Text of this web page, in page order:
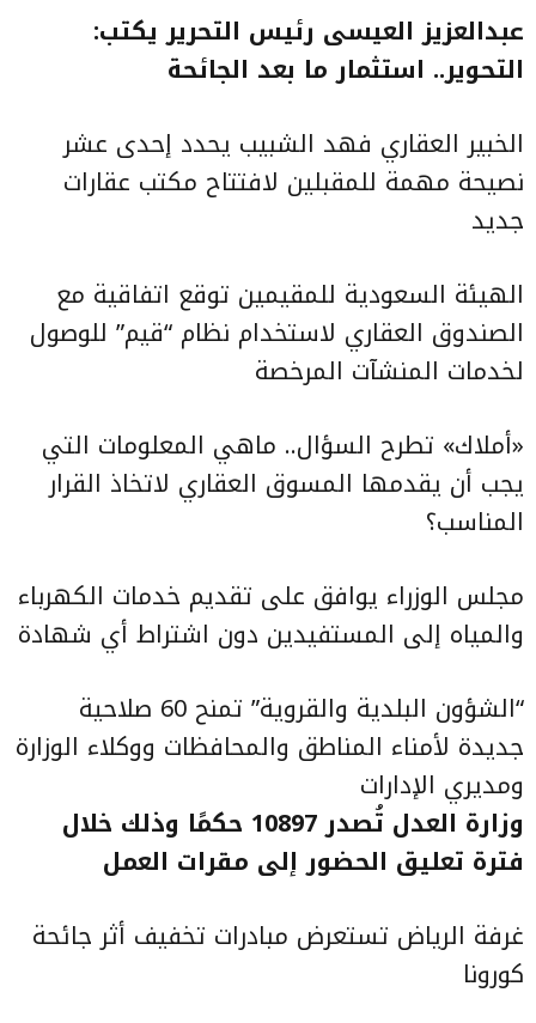
عبدالعزيز العيسى رئيس التحرير يكتب:
التحوير.. استثمار ما بعد الجائحة
الخبير العقاري فهد الشبيب يحدد إحدى عشر
نصيحة مهمة للمقبلين لافتتاح مكتب عقارات
جديد
الهيئة السعودية للمقيمين توقع اتفاقية مع
الصندوق العقاري لاستخدام نظام “قيم” للوصول
لخدمات المنشآت المرخصة
«أملاك» تطرح السؤال.. ماهي المعلومات التي
يجب أن يقدمها المسوق العقاري لاتخاذ القرار
المناسب؟
مجلس الوزراء يوافق على تقديم خدمات الكهرباء
والمياه إلى المستفيدين دون اشتراط أي شهادة
“الشؤون البلدية والقروية” تمنح 60 صلاحية
جديدة لأمناء المناطق والمحافظات ووكلاء الوزارة
ومديري الإدارات
وزارة العدل تُصدر 10897 حكمًا وذلك خلال
فترة تعليق الحضور إلى مقرات العمل
غرفة الرياض تستعرض مبادرات تخفيف أثر جائحة
كورونا